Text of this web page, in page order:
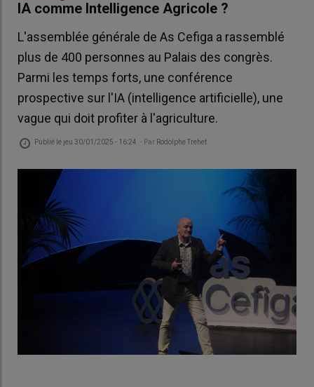
IA comme Intelligence Agricole ?
L'assemblée générale de As Cefiga a rassemblé
plus de 400 personnes au Palais des congrès.
Parmi les temps forts, une conférence
prospective sur l'IA (intelligence artificielle), une
vague qui doit profiter à l'agriculture.
Publié le jeu 30/01/2025 - 16:24 - Par Rodolphe Trehet